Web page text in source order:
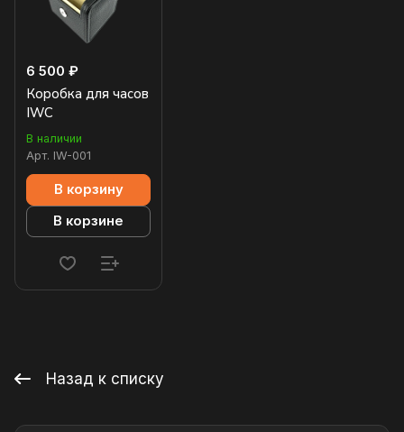
6 500 ₽
Коробка для часов
IWC
В наличии
Арт. IW-001
В корзину
В корзине
Назад к списку